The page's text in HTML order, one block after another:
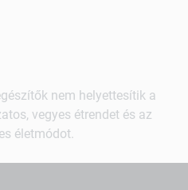
nem helyettesítik a
vegyes étrendet és az
életmódot.